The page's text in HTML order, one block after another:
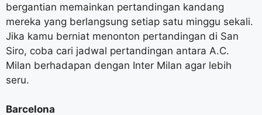
bergantian memainkan pertandingan kandang
mereka yang berlangsung setiap satu minggu sekali.
Jika kamu berniat menonton pertandingan di San
Siro, coba cari jadwal pertandingan antara A.C.
Milan berhadapan dengan Inter Milan agar lebih
seru.
Barcelona